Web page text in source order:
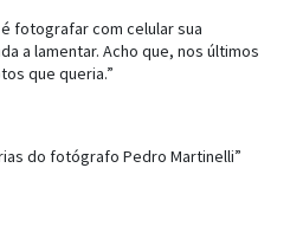
fotografar com celular sua
a lamentar. Acho que, nos últimos
que queria.”
do fotógrafo Pedro Martinelli”